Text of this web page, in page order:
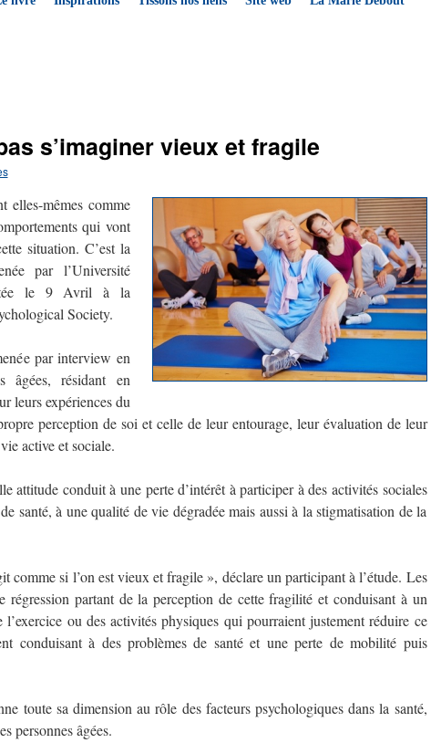
s’imaginer vieux et fragile
elles-mêmes comme
qui vont
situation. C’est la
par l’Université
le 9 Avril à la
Society.
par interview en
âgées, résidant en
leurs expériences du
perception de soi et celle de leur entourage, leur évaluation de leur
active et sociale.
attitude conduit à une perte d’intérêt à participer à des activités sociales
santé, à une qualité de vie dégradée mais aussi à la stigmatisation de la
comme si l’on est vieux et fragile », déclare un participant à l’étude. Les
régression partant de la perception de cette fragilité et conduisant à un
l’exercice ou des activités physiques qui pourraient justement réduire ce
conduisant à des problèmes de santé et une perte de mobilité puis
toute sa dimension au rôle des facteurs psychologiques dans la santé,
personnes âgées.